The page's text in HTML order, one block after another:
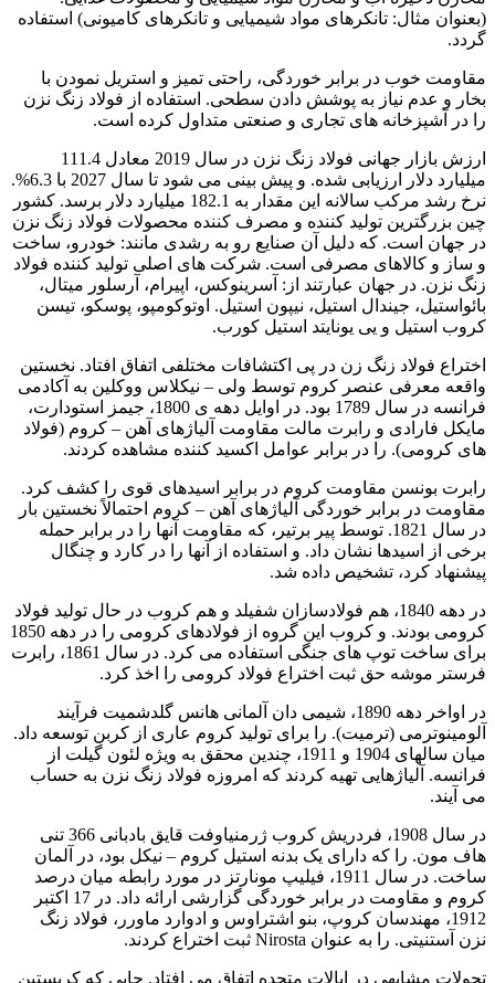
(بعنوان مثال: تانکرهای مواد شیمیایی و تانکرهای کامیونی) استفاده
گردد.
مقاومت خوب در برابر خوردگی، راحتی تمیز و استریل نمودن با
بخار و عدم نیاز به پوشش دادن سطحی. استفاده از فولاد زنگ نزن
را در آشپزخانه های تجاری و صنعتی متداول کرده است.
ارزش بازار جهانی فولاد زنگ نزن در سال 2019 معادل 111.4
میلیارد دلار ارزیابی شده. و پیش بینی می شود تا سال 2027 با 6.3%.
نرخ رشد مرکب سالانه این مقدار به 182.1 میلیارد دلار برسد. کشور
چین بزرگترین تولید کننده و مصرف کننده محصولات فولاد زنگ نزن
در جهان است. که دلیل آن صنایع رو به رشدی مانند: خودرو، ساخت
و ساز و کالاهای مصرفی است. شرکت های اصلی تولید کننده فولاد
زنگ نزن. در جهان عبارتند از: آسرینوکس، اپیرام، آرسلور میتال،
بائواستیل، جیندال استیل، نیپون استیل. اوتوکومپو، پوسکو، تیسن
کروب استیل و یی یونایتد استیل کورب.
اختراع فولاد زنگ زن در پی اکتشافات مختلفی اتفاق افتاد. نخستین
واقعه معرفی عنصر کروم توسط ولی – نیکلاس ووکلین به آکادمی
فرانسه در سال 1789 بود. در اوایل دهه ی 1800، جیمز استودارت،
مایکل فارادی و رابرت مالت مقاومت آلیاژهای آهن – کروم (فولاد
های کرومی). را در برابر عوامل اکسید کننده مشاهده کردند.
رابرت بونسن مقاومت کروم در برابر اسیدهای قوی را کشف کرد.
مقاومت در برابر خوردگی آلیاژهای آهن – کروم احتمالاً نخستین بار
در سال 1821. توسط پیر برتیر، که مقاومت آنها را در برابر حمله
برخی از اسیدها نشان داد. و استفاده از آنها را در کارد و چنگال
پیشنهاد کرد، تشخیص داده شد.
در دهه 1840، هم فولادسازان شفیلد و هم کروب در حال تولید فولاد
کرومی بودند. و کروب این گروه از فولادهای کرومی را در دهه 1850
برای ساخت توپ های جنگی استفاده می کرد. در سال 1861، رابرت
فرستر موشه حق ثبت اختراع فولاد کرومی را اخذ کرد.
در اواخر دهه 1890، شیمی دان آلمانی هانس گلدشمیت فرآیند
آلومینوترمی (ترمیت). را برای تولید کروم عاری از کربن توسعه داد.
میان سالهای 1904 و 1911، چندین محقق به ویژه لئون گیلت از
فرانسه. آلیاژهایی تهیه کردند که امروزه فولاد زنگ نزن به حساب
می آیند.
در سال 1908، فردریش کروب ژرمنیاوفت قایق بادبانی 366 تنی
هاف مون. را که دارای یک بدنه استیل کروم – نیکل بود، در آلمان
ساخت. در سال 1911، فیلیپ مونارتز در مورد رابطه میان درصد
کروم و مقاومت در برابر خوردگی گزارشی ارائه داد. در 17 اکتبر
1912، مهندسان کروپ، بنو اشتراوس و ادوارد ماورر، فولاد زنگ
نزن آستنیتی. را به عنوان Nirosta ثبت اختراع کردند.
تحولات مشابهی در ایالات متحده اتفاق می افتاد. جایی که کریستین